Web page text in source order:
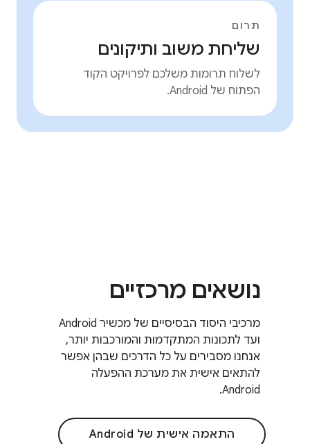
תרום
שליחת משוב ותיקונים
לשלוח תרומות משלכם לפרויקט הקוד
הפתוח של Android.
נושאים מרכזיים
מרכיבי היסוד הבסיסיים של מכשיר Android
ועד לתכונות המתקדמות והמורכבות יותר,
אנחנו מסבירים על כל הדרכים שבהן אפשר
להתאים אישית את מערכת ההפעלה
Android.
התאמה אישית של Android